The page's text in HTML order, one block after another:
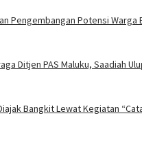
Pengembangan Potensi Warga
Ditjen PAS Maluku, Saadiah
Bangkit Lewat Kegiatan